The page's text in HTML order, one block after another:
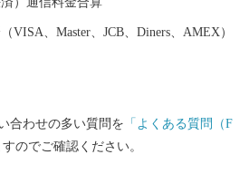
VISA、Master、JCB、Diners、AMEX）
合わせの多い質問を 「よくある質問（F
のでご確認ください。